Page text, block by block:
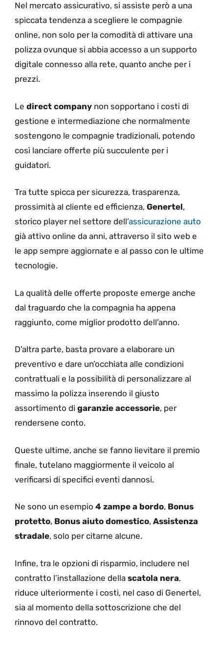
Nel mercato assicurativo, si assiste però a una
spiccata tendenza a scegliere le compagnie
online, non solo per la comodità di attivare una
polizza ovunque si abbia accesso a un supporto
digitale connesso alla rete, quanto anche per i
prezzi.
Le direct company non sopportano i costi di
gestione e intermediazione che normalmente
sostengono le compagnie tradizionali, potendo
così lanciare offerte più succulente per i
guidatori.
Tra tutte spicca per sicurezza, trasparenza,
prossimità al cliente ed efficienza, Genertel,
storico player nel settore dell’assicurazione auto
già attivo online da anni, attraverso il sito web e
le app sempre aggiornate e al passo con le ultime
tecnologie.
La qualità delle offerte proposte emerge anche
dal traguardo che la compagnia ha appena
raggiunto, come miglior prodotto dell’anno.
D’altra parte, basta provare a elaborare un
preventivo e dare un’occhiata alle condizioni
contrattuali e la possibilità di personalizzare al
massimo la polizza inserendo il giusto
assortimento di garanzie accessorie, per
rendersene conto.
Queste ultime, anche se fanno lievitare il premio
finale, tutelano maggiormente il veicolo al
verificarsi di specifici eventi dannosi.
Ne sono un esempio 4 zampe a bordo, Bonus
protetto, Bonus aiuto domestico, Assistenza
stradale, solo per citarne alcune.
Infine, tra le opzioni di risparmio, includere nel
contratto l’installazione della scatola nera,
riduce ulteriormente i costi, nel caso di Genertel,
sia al momento della sottoscrizione che del
rinnovo del contratto.